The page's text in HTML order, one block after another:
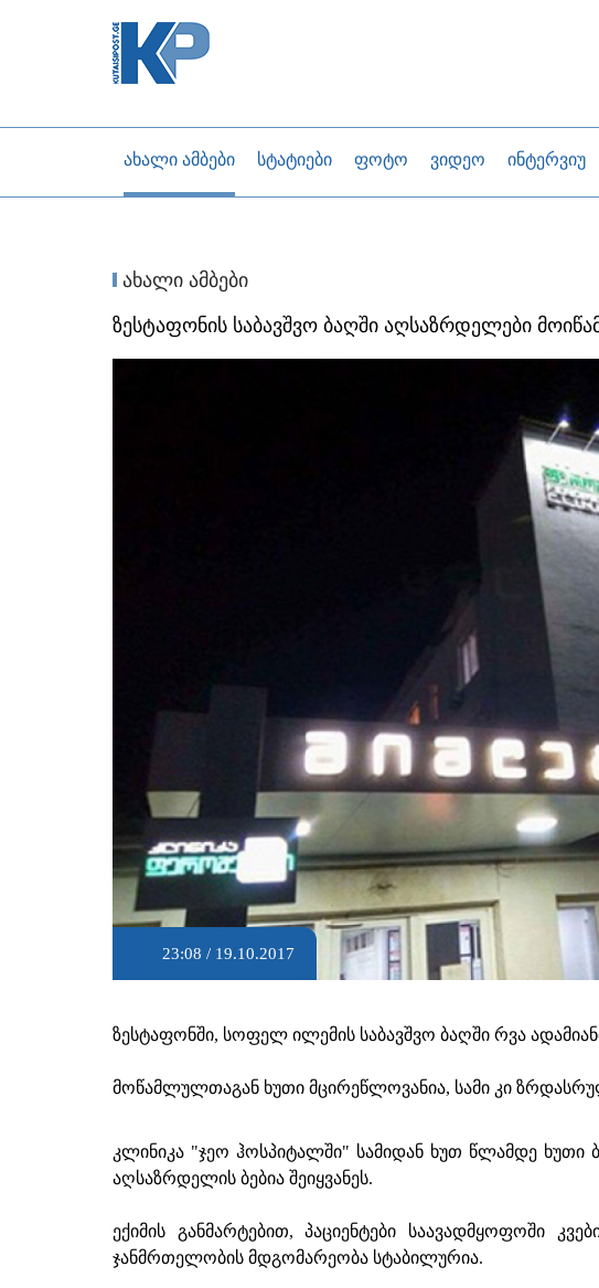
ახალი ამბები სტატიები ფოტო ვიდეო ინტერვიუ
ახალი ამბები
ზესტაფონის საბავშვო ბაღში აღსაზრდელები
23:08 / 19.10.2017
ზესტაფონში, სოფელ ილემის საბავშვო ბაღში რვა
მოწამლულთაგან ხუთი მცირეწლოვანია, სამი კი
კლინიკა "ჯეო ჰოსპიტალში" სამიდან ხუთ წლამდე ხუთი
აღსაზრდელის ბებია შეიყვანეს.
ექიმის განმარტებით, პაციენტები საავადმყოფოში
ჯანმრთელობის მდგომარეობა სტაბილურია.